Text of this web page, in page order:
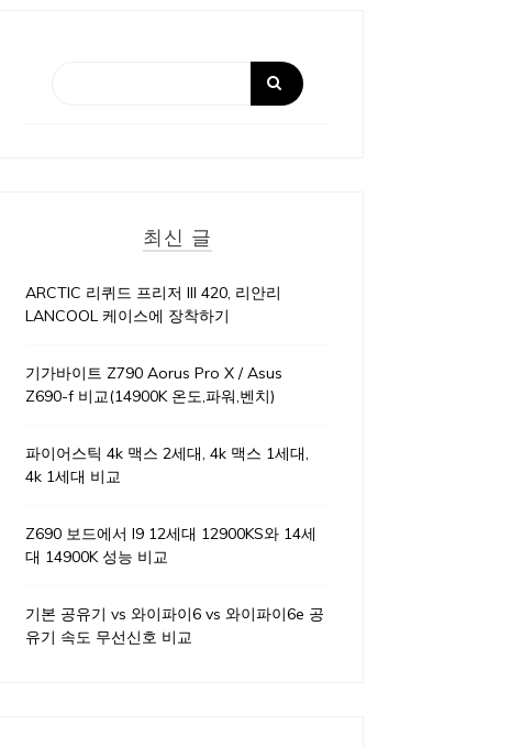
최신 글
ARCTIC 리퀴드 프리저 III 420, 리안리
LANCOOL 케이스에 장착하기
기가바이트 Z790 Aorus Pro X / Asus
Z690-f 비교(14900K 온도,파워,벤치)
파이어스틱 4k 맥스 2세대, 4k 맥스 1세대,
4k 1세대 비교
Z690 보드에서 I9 12세대 12900KS와 14세
대 14900K 성능 비교
기본 공유기 vs 와이파이6 vs 와이파이6e 공
유기 속도 무선신호 비교